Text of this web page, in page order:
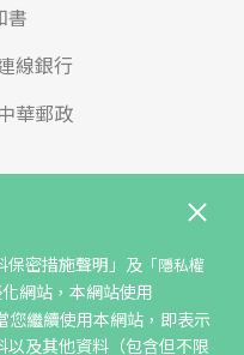
保密措施聲明」 及「隱私權
網站，本網站使用
繼續使用本網站，即表示
及其他資料（包含但不限
書
線銀行
華郵政